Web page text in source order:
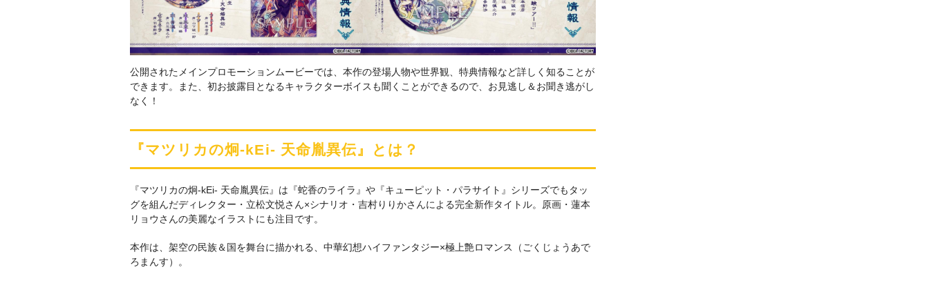
公開されたメインプロモーションムービーでは、本作の登場人物や世界観、特典情報など詳しく知ることが
できます。また、初お披露目となるキャラクターボイスも聞くことができるので、お見逃し＆お聞き逃がし
なく！
『マツリカの炯-kEi- 天命胤異伝』とは？
『マツリカの炯-kEi- 天命胤異伝』は『蛇香のライラ』や『キューピット・パラサイト』シリーズでもタッ
グを組んだディレクター・立松文悦さん×シナリオ・吉村りりかさんによる完全新作タイトル。原画・蓮本
リョウさんの美麗なイラストにも注目です。
本作は、架空の民族＆国を舞台に描かれる、中華幻想ハイファンタジー×極上艶ロマンス（ごくじょうあで
ろまんす）。